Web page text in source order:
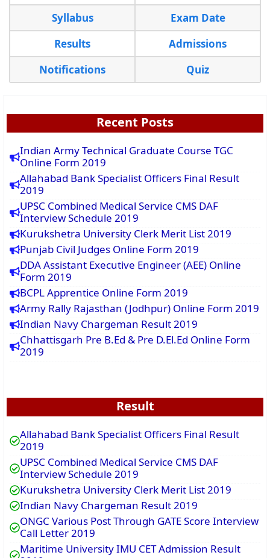
Syllabus
Exam Date
Results
Admissions
Notifications
Quiz
Recent Posts
Indian Army Technical Graduate Course TGC
Online Form 2019
Allahabad Bank Specialist Officers Final Result
2019
UPSC Combined Medical Service CMS DAF
Interview Schedule 2019
Kurukshetra University Clerk Merit List 2019
Punjab Civil Judges Online Form 2019
DDA Assistant Executive Engineer (AEE) Online
Form 2019
BCPL Apprentice Online Form 2019
Army Rally Rajasthan (Jodhpur) Online Form 2019
Indian Navy Chargeman Result 2019
Chhattisgarh Pre B.Ed & Pre D.El.Ed Online Form
2019
Result
Allahabad Bank Specialist Officers Final Result
2019
UPSC Combined Medical Service CMS DAF
Interview Schedule 2019
Kurukshetra University Clerk Merit List 2019
Indian Navy Chargeman Result 2019
ONGC Various Post Through GATE Score Interview
Call Letter 2019
Maritime University IMU CET Admission Result